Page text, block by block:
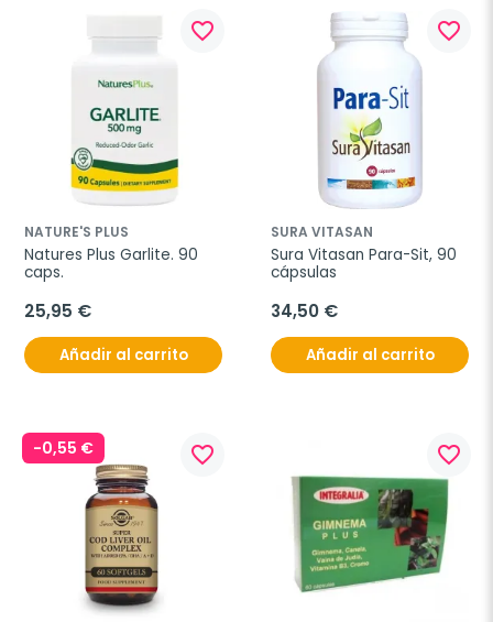
favorite_border
NATURE'S PLUS
Natures Plus Garlite. 90
caps.
25,95 €
Añadir al carrito
favorite_border
SURA VITASAN
Sura Vitasan Para-Sit, 90
cápsulas
34,50 €
Añadir al carrito
-0,55 € favorite_border favorite_border